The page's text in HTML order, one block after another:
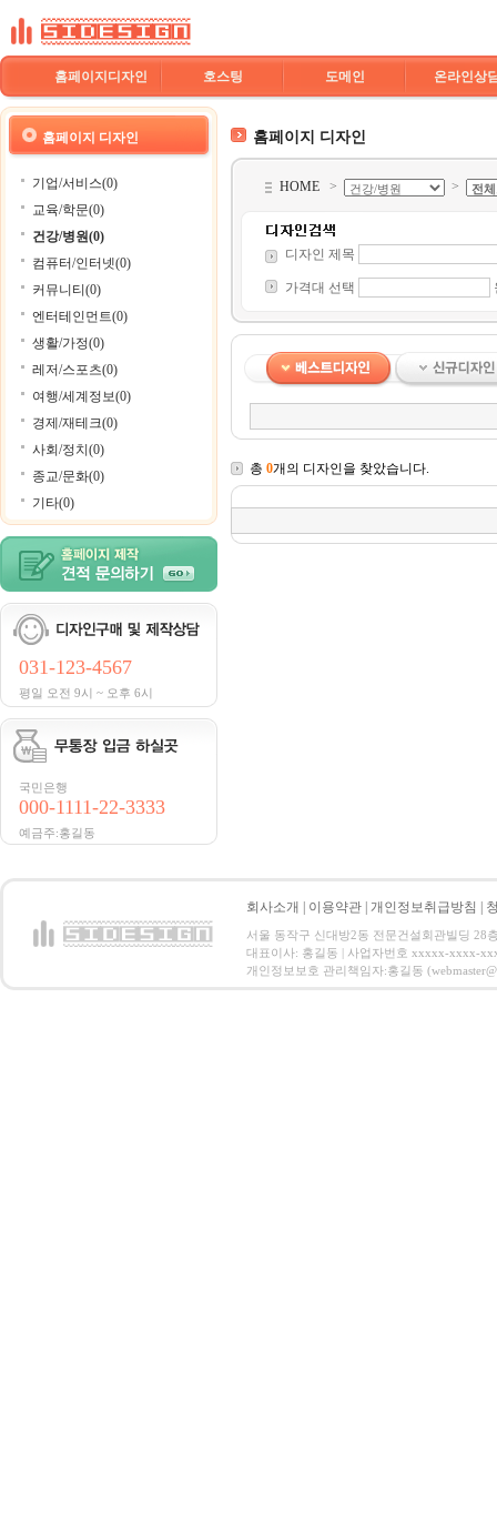
홈페이지디자인 호스팅 도메인 온라인상
홈페이지 디자인
기업/서비스(0)
교육/학문(0)
건강/병원(0)
컴퓨터/인터넷(0)
커뮤니티(0)
엔터테인먼트(0)
생활/가정(0)
레저/스포츠(0)
여행/세계정보(0)
경제/재테크(0)
사회/정치(0)
종교/문화(0)
기타(0)
031-123-4567
평일 오전 9시 ~ 오후 6시
국민은행
000-1111-22-3333
예금주:홍길동
홈페이지 디자인
HOME > >
디자인 제목
가격대 선택
총 0개의 디자인을 찾았습니다.
회사소개 이용약관 개인정보취급방침
서울 동작구 신대방2동 전문건설회관빌딩 28
대표이사: 홍길동 | 사업자번호 xxxxx-xxxx-
개인정보보호 관리책임자:홍길동